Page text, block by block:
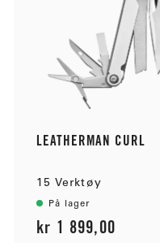
LEATHERMAN CURL
15 Verktøy
På lager
kr 1 899,00